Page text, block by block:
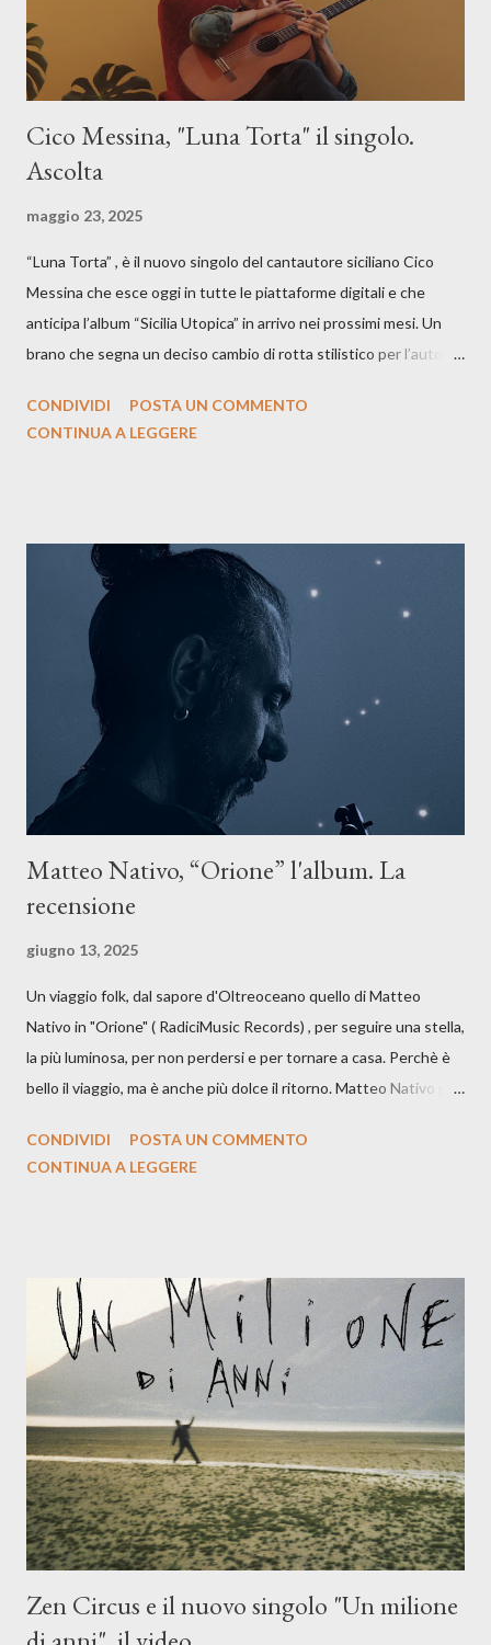
Cico Messina, "Luna Torta" il singolo.
Ascolta
maggio 23, 2025
“Luna Torta” , è il nuovo singolo del cantautore siciliano Cico
Messina che esce oggi in tutte le piattaforme digitali e che
anticipa l’album “Sicilia Utopica” in arrivo nei prossimi mesi. Un
brano che segna un deciso cambio di rotta stilistico per l’autore
testo ibrido tra italiano e siciliano, e un’urgenza espressiva che
La canzone racconta la difficoltà di creare, e perfino di esistere,
sotto il peso della realtà. Ma lo fa cercando una via d’uscita, una
forma di assoluzione, nel vivere e nel suonare, nel trovare respiro
anche quando l’aria sembra farsi più densa. Il brano è anche una
dichiarazione d’intenti: Cico Messina apre il suo nuovo percorso
artistico con una composizi...
CONDIVIDI
POSTA UN COMMENTO
CONTINUA A LEGGERE
Matteo Nativo, “Orione” l'album. La
recensione
giugno 13, 2025
Un viaggio folk, dal sapore d'Oltreoceano quello di Matteo
Nativo in "Orione" ( RadiciMusic Records) , per seguire una stella,
la più luminosa, per non perdersi e per tornare a casa. Perchè è
bello il viaggio, ma è anche più dolce il ritorno. Matteo Nativo per
indubbiamente matura e consapevole oltre che con ottimi
Dicevamo. Ed è da qui che il nostro inizia questo concept
musicale, con " Che ora è" , raccontando la separazione dalla
moglie, del senso di sconfitta e del caldo afoso che opprime,
giusta condizione di sopraffazione: "Non so che ora è, che giorno
è, di questa estate che...". E' raro fare uscire come singolo una
cover, ma...
CONDIVIDI
POSTA UN COMMENTO
CONTINUA A LEGGERE
Zen Circus e il nuovo singolo "Un milione